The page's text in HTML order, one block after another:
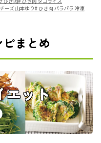
ーズ 山本ゆり# ひき肉 パラパラ 冷凍
まとめ
エット